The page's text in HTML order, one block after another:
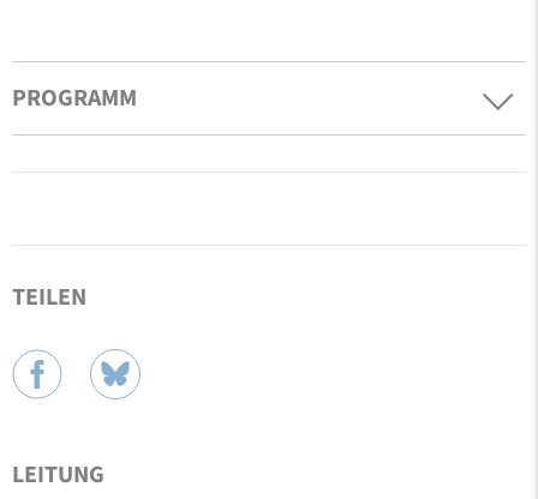
PROGRAMM
TEILEN
LEITUNG